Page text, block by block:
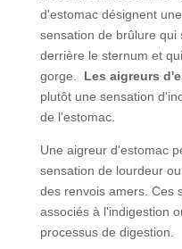
d'estomac désignent
sensation de brûlure
derrière le sternum et
gorge. Les aigreurs
plutôt une sensation
de l'estomac.
Une aigreur d'estomac
sensation de lourdeur
des renvois amers. Ces
associés à l'indigestion
processus de digestion.